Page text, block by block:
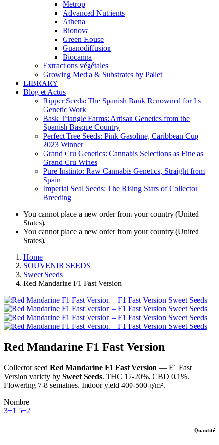
Metrop
Advanced Nutrients
Athena
Bionova
Green House
Guanodiffusion
Biocanna
Extractions végétales
Growing Media & Substrates by Pallet
LIBRARY
Blog et Actus
Ripper Seeds: The Spanish Bank Renowned for Its
Genetic Work
Bask Triangle Farms: Artisan Genetics from the
Spanish Basque Country
Perfect Tree Seeds: Pink Gasoline, Caribbean Cup
2023 Winner
Grand Cru Genetics: Cannabis Selections as Fine as
Grand Cru Wines
Pure Instinto: Raw Cannabis Genetics, Straight from
Spain
Imperial Seal Seeds: The Rising Stars of Collector
Breeding
You cannot place a new order from your country (United
States).
You cannot place a new order from your country (United
States).
Home
SOUVENIR SEEDS
Sweet Seeds
Red Mandarine F1 Fast Version
Red Mandarine F1 Fast Version
Collector seed Red Mandarine F1 Fast Version — F1 Fast
Version variety by Sweet Seeds. THC 17-20%, CBD 0.1%.
Flowering 7-8 semaines. Indoor yield 400-500 g/m².
Nombre
3+1 5+2
Quantité